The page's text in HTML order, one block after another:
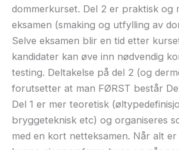
dommerkurset. Del 2 er praktisk og
eksamen (smaking og utfylling av
Selve eksamen blir en tid etter
kandidater kan øve inn nødvendig
testing. Deltakelse på del 2 (og
forutsetter at man FØRST består
Del 1 er mer teoretisk
bryggeteknisk etc) og organiseres
med en kort netteksamen. Når alt er